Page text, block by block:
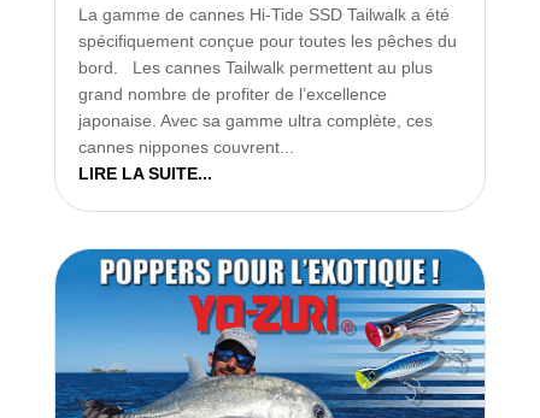
La gamme de cannes Hi-Tide SSD Tailwalk a été
spécifiquement conçue pour toutes les pêches du
bord. Les cannes Tailwalk permettent au plus
grand nombre de profiter de l’excellence
japonaise. Avec sa gamme ultra complète, ces
cannes nippones couvrent...
LIRE LA SUITE...